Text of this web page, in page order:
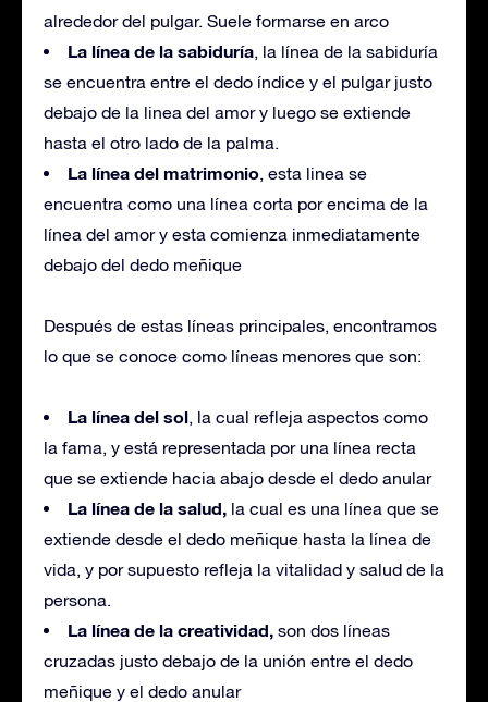
alrededor del pulgar. Suele formarse en arco
La línea de la sabiduría, la línea de la sabiduría
se encuentra entre el dedo índice y el pulgar justo
debajo de la linea del amor y luego se extiende
hasta el otro lado de la palma.
La línea del matrimonio, esta linea se
encuentra como una línea corta por encima de la
línea del amor y esta comienza inmediatamente
debajo del dedo meñique
Después de estas líneas principales, encontramos
lo que se conoce como líneas menores que son:
La línea del sol, la cual refleja aspectos como
la fama, y está representada por una línea recta
que se extiende hacia abajo desde el dedo anular
La línea de la salud, la cual es una línea que se
extiende desde el dedo meñique hasta la línea de
vida, y por supuesto refleja la vitalidad y salud de la
persona.
La línea de la creatividad, son dos líneas
cruzadas justo debajo de la unión entre el dedo
meñique y el dedo anular